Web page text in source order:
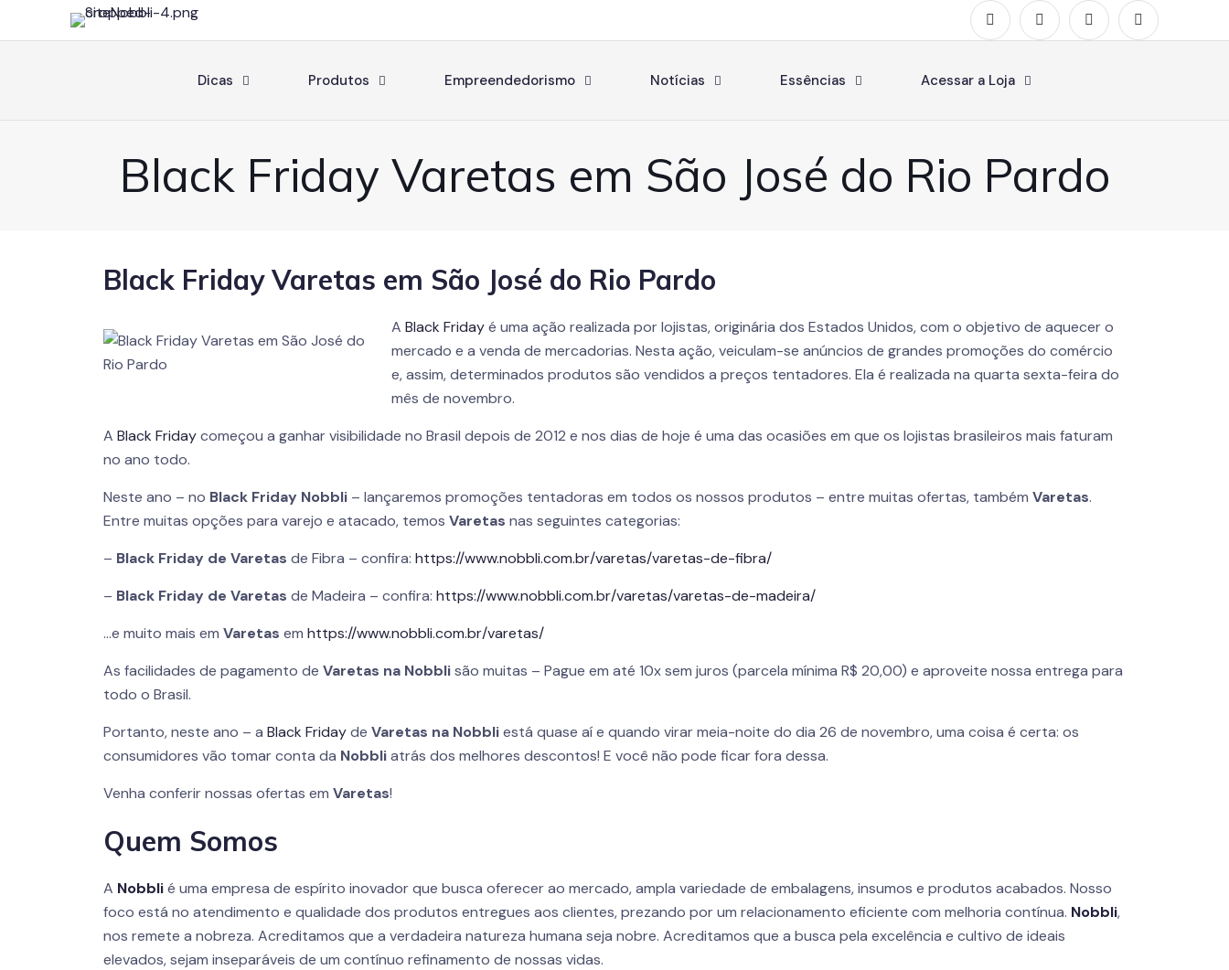
Dicas Produtos Empreendedorismo Notícias Essências Acessar a Loja
Black Friday Varetas em São José do Rio Pardo
Black Friday Varetas em São José do Rio Pardo
ABlack Fridayé uma ação realizada por lojistas, originária dos Estados Unidos, com o objetivo de aquecer o
mercado e a venda de mercadorias. Nesta ação, veiculam-se anúncios de grandes promoções do comércio
e, assim, determinados produtos são vendidos a preços tentadores. Ela é realizada na quarta sexta-feira do
mês de novembro.
ABlack Fridaycomeçou a ganhar visibilidade no Brasil depois de 2012 e nos dias de hoje é uma das ocasiões em que os lojistas brasileiros mais faturam
no ano todo.
Neste ano – no Black Friday Nobbli – lançaremos promoções tentadoras em todos os nossos produtos – entre muitas ofertas, tambémVaretas.
Entre muitas opções para varejo e atacado, temosVaretas nas seguintes categorias:
– Black Friday de Varetas de Fibra – confira:https://www.nobbli.com.br/varetas/varetas-de-fibra/
– Black Friday de Varetas de Madeira – confira:https://www.nobbli.com.br/varetas/varetas-de-madeira/
…e muito mais emVaretas emhttps://www.nobbli.com.br/varetas/
As facilidades de pagamento deVaretas na Nobblisão muitas – Pague em até 10x sem juros (parcela mínima R$ 20,00) e aproveite nossa entrega para
todo o Brasil.
Portanto, neste ano – aBlack FridaydeVaretas na Nobbliestá quase aí e quando virar meia-noite do dia 26 de novembro, uma coisa é certa: os
consumidores vão tomar conta da Nobbliatrás dos melhores descontos! E você não pode ficar fora dessa.
Venha conferir nossas ofertas emVaretas!
Quem Somos
A Nobblié uma empresa de espírito inovador que busca oferecer ao mercado, ampla variedade de embalagens, insumos e produtos acabados. Nosso
foco está no atendimento e qualidade dos produtos entregues aos clientes, prezando por um relacionamento eficiente com melhoria contínua. Nobbli,
nos remete a nobreza. Acreditamos que a verdadeira natureza humana seja nobre. Acreditamos que a busca pela excelência e cultivo de ideais
elevados, sejam inseparáveis de um contínuo refinamento de nossas vidas.